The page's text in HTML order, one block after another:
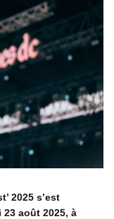
2025 s’est
août 2025, à